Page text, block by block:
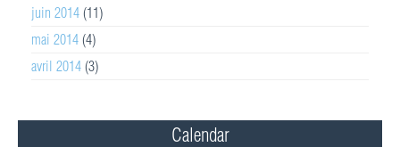
juin 2014 (11)
mai 2014 (4)
avril 2014 (3)
Calendar